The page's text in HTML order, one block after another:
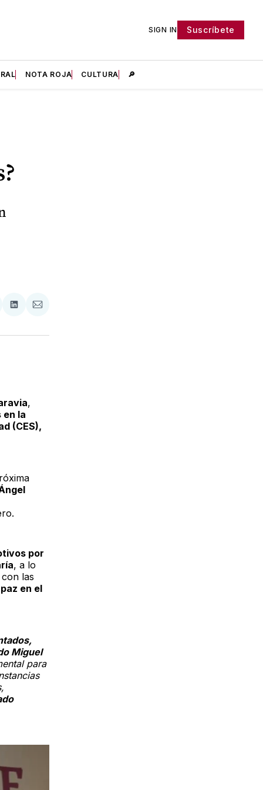
SIGN IN Suscríbete
NOTA ROJA CULTURA 🔎
Compartir
LinkedIn
Compartir
Email
,
en la
(CES),
por
, a lo
las
en el
Miguel
para